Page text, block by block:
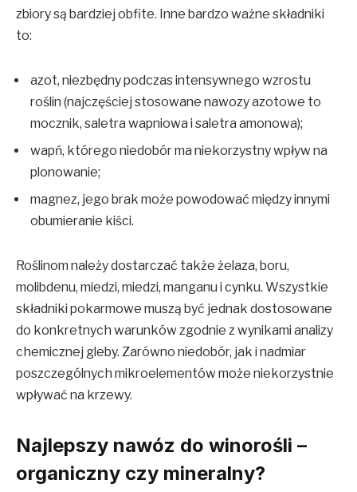
zbiory są bardziej obfite. Inne bardzo ważne składniki
to:
azot, niezbędny podczas intensywnego wzrostu
roślin (najczęściej stosowane nawozy azotowe to
mocznik, saletra wapniowa i saletra amonowa);
wapń, którego niedobór ma niekorzystny wpływ na
plonowanie;
magnez, jego brak może powodować między innymi
obumieranie kiści.
Roślinom należy dostarczać także żelaza, boru,
molibdenu, miedzi, miedzi, manganu i cynku. Wszystkie
składniki pokarmowe muszą być jednak dostosowane
do konkretnych warunków zgodnie z wynikami analizy
chemicznej gleby. Zarówno niedobór, jak i nadmiar
poszczególnych mikroelementów może niekorzystnie
wpływać na krzewy.
Najlepszy nawóz do winorośli –
organiczny czy mineralny?